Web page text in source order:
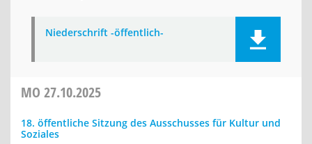
Niederschrift -öffentlich-
MO 27.10.2025
18. öffentliche Sitzung des Ausschusses für Kultur und
Soziales